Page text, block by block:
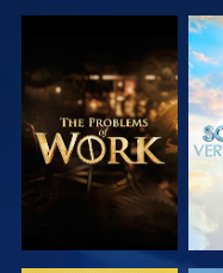
UTFORSK
SERIEN